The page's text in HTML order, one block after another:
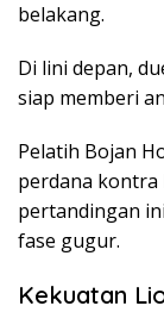
belakang.
Di lini depan,
siap memberi
Pelatih Bojan
perdana kontra
pertandingan
fase gugur.
Kekuatan